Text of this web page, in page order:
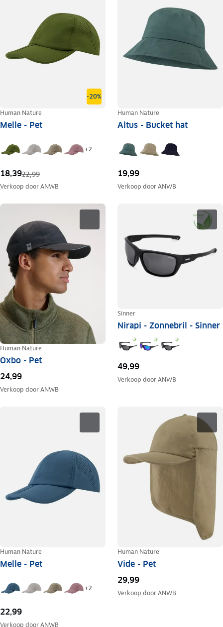
-20%
Human Nature
Melle - Pet
+2
18,3922,99
Verkoop doorANWB
Human Nature
Altus - Bucket hat
19,99
Verkoop doorANWB
Human Nature
Oxbo - Pet
24,99
Verkoop doorANWB
Sinner
Nirapi - Zonnebril - Sinner
49,99
Verkoop doorANWB
Human Nature
Melle - Pet
+2
22,99
Verkoop doorANWB
Human Nature
Vide - Pet
29,99
Verkoop doorANWB